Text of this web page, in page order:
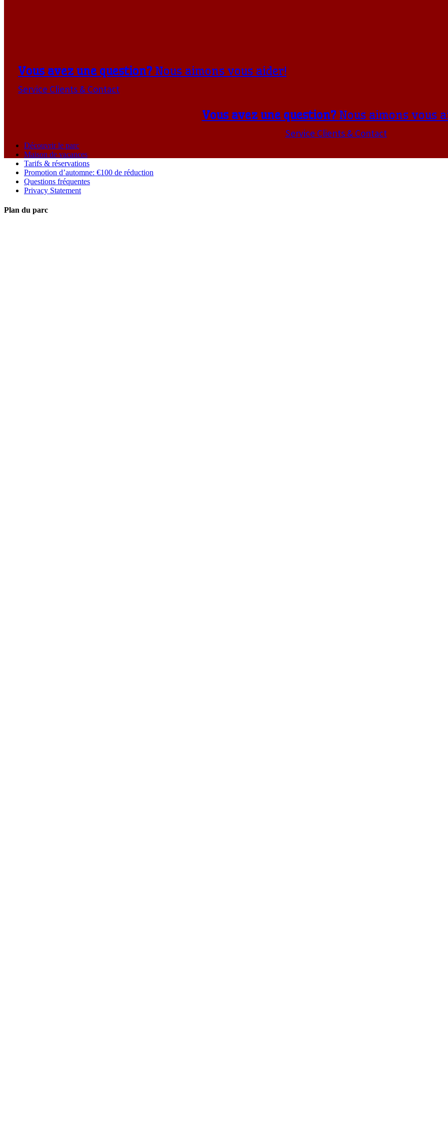
Vous avez une question? Nous aimons vous aider!
Service Clients & Contact
Vous avez une question? Nous aimons vous
Service Clients & Contact
Découvrir le parc
Maison de vacances
Tarifs & réservations
Promotion d’automne: €100 de réduction
Questions fréquentes
Privacy Statement
Plan du parc